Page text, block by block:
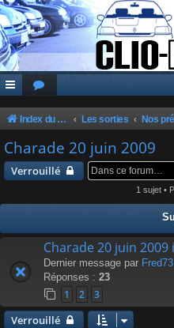
Index du forum Les sorties
Charade 20 juin 2009
Verrouillé
1 sujet •
Charade 20 juin
Dernier message par Fred73
Réponses : 23
1 2 3
Verrouillé